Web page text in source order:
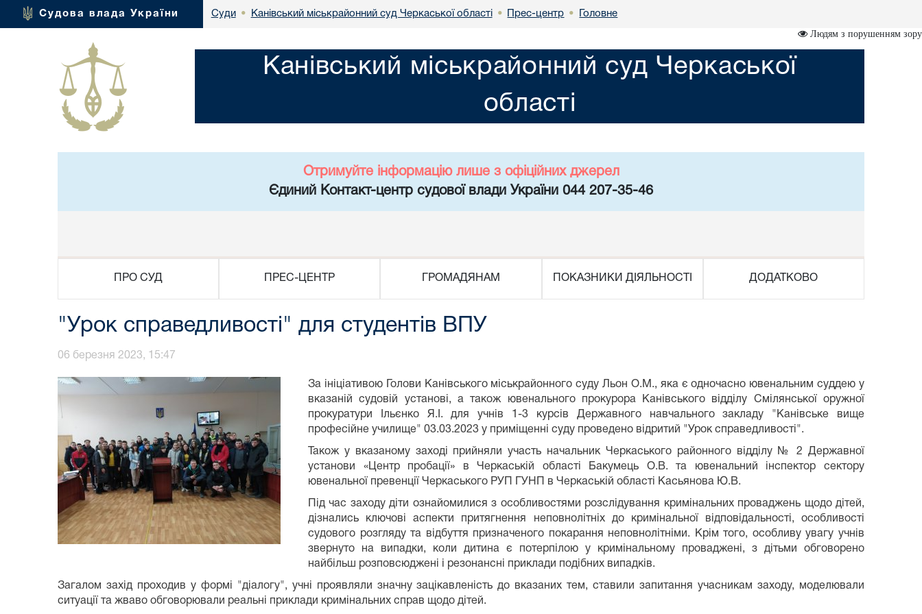
Судова влада України Суди • Канівський міськрайонний суд Черкаської області • Прес-центр • Головне
Людям з порушенням зору
Канівський міськрайонний суд Черкаської
області
Отримуйте інформацію лише з офіційних джерел
Єдиний Контакт-центр судової влади України 044 207-35-46
ПРО СУД ПРЕС-ЦЕНТР ГРОМАДЯНАМ ПОКАЗНИКИ ДІЯЛЬНОСТІ ДОДАТКОВО
"Урок справедливості" для студентів ВПУ
06 березня 2023, 15:47
За ініціативою Голови Канівського міськрайонного суду Льон О.М., яка є одночасно ювенальним суддею у
вказаній судовій установі, а також ювенального прокурора Канівського відділу Смілянської оружної
прокуратури Ільєнко Я.І. для учнів 1-3 курсів Державного навчального закладу "Канівське вище
професійне училище" 03.03.2023 у приміщенні суду проведено відритий "Урок справедливості".
Також у вказаному заході прийняли участь начальник Черкаського районного відділу № 2 Державної
установи «Центр пробації» в Черкаській області Бакумець О.В. та ювенальний інспектор сектору
ювенальної превенції Черкаського РУП ГУНП в Черкаській області Касьянова Ю.В.
Під час заходу діти ознайомилися з особливостями розслідування кримінальних проваджень щодо дітей,
дізнались ключові аспекти притягнення неповнолітніх до кримінальної відповідальності, особливості
судового розгляду та відбуття призначеного покарання неповнолітніми. Крім того, особливу увагу учнів
звернуто на випадки, коли дитина є потерпілою у кримінальному проваджені, з дітьми обговорено
найбільш розповсюджені і резонансні приклади подібних випадків.
Загалом захід проходив у формі "діалогу", учні проявляли значну зацікавленість до вказаних тем, ставили запитання учасникам заходу, моделювали
ситуації та жваво обговорювали реальні приклади кримінальних справ щодо дітей.